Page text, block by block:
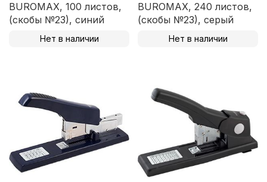
BUROMAX, 100 листов,
(скобы №23), синий
Нет в наличии
BUROMAX, 240 листов,
(скобы №23), серый
Нет в наличии